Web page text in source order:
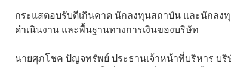
กระแสตอบรับดีเกินคาด นักลงทุนสถาบัน และนักล
ดำเนินงาน และพื้นฐานทางการเงินของบริษัท
นายศุภโชค ปัญจทรัพย์ ประธานเจ้าหน้าที่บริหาร บ